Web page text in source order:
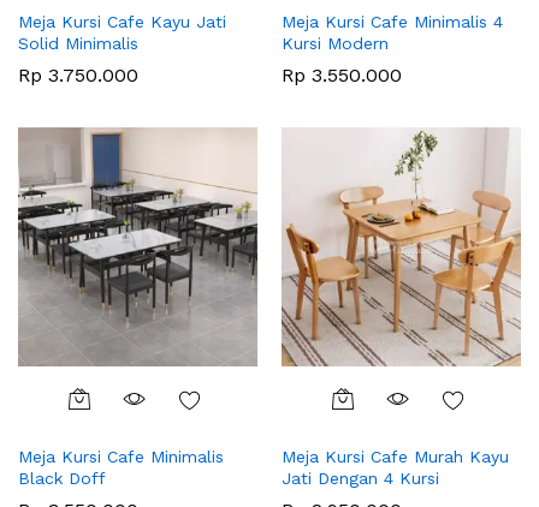
Meja Kursi Cafe Kayu Jati
Solid Minimalis
Rp 3.750.000
Meja Kursi Cafe Minimalis 4
Kursi Modern
Rp 3.550.000
Meja Kursi Cafe Minimalis
Black Doff
Meja Kursi Cafe Murah Kayu
Jati Dengan 4 Kursi